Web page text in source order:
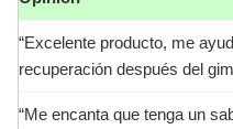
“Excelente producto, me
recuperación después del
“Me encanta que tenga un